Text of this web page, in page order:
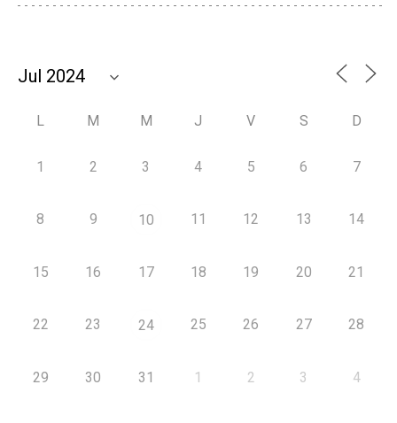
L M M J V S D
1 2 3 4 5 6 7
8 9 10 11 12 13 14
15 16 17 18 19 20 21
22 23 24 25 26 27 28
29 30 31 1 2 3 4